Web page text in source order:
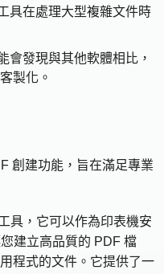
具在處理大型複雜文件時
會發現與其他軟體相比，
製化。
創建功能，旨在滿足專業
具，它可以作為印表機安
建立高品質的 PDF 檔
程式的文件。它提供了一